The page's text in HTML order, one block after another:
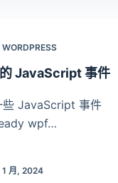
WORDPRESS
JavaScript 事件
些 JavaScript 事件
wpf…
1 月, 2024